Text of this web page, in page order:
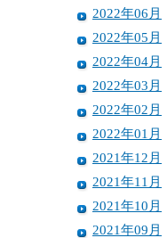
2022年06月
2022年05月
2022年04月
2022年03月
2022年02月
2022年01月
2021年12月
2021年11月
2021年10月
2021年09月